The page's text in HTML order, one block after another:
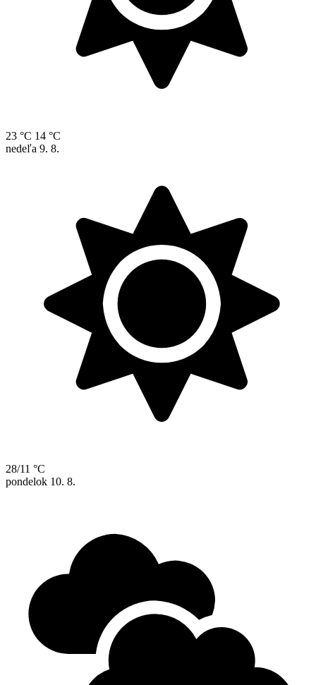
23 °C 14 °C
nedeľa 9. 8.
28/11 °C
pondelok 10. 8.